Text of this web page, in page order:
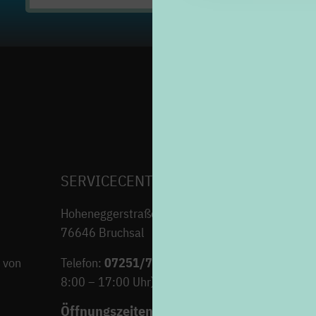
nach:
SERVICECENTER H7
Hoheneggerstraße 7
76646 Bruchsal
Telefon:07251/706-222
8:00 – 17:00 Uhr)
Öffnungszeiten